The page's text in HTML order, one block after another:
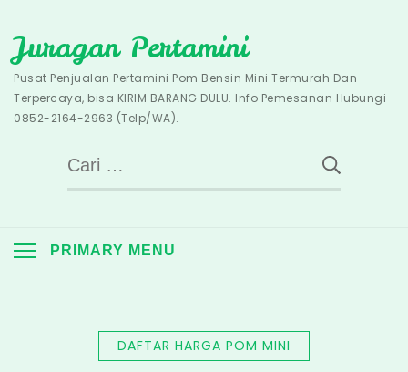
to
content
Juragan Pertamini
Pusat Penjualan Pertamini Pom Bensin Mini Termurah Dan
Terpercaya, bisa KIRIM BARANG DULU. Info Pemesanan Hubungi
0852-2164-2963 (Telp/WA).
Cari
untuk:
PRIMARY MENU
DAFTAR HARGA POM MINI